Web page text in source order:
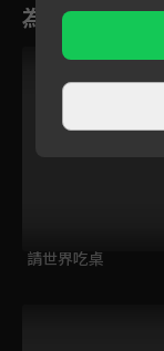
為您推薦
請世界吃桌